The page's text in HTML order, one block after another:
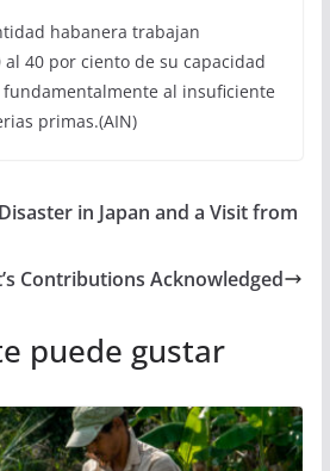
habanera trabajan
40 por ciento de su capacidad
al insuficiente
primas.(AIN)
in Japan and a Visit from
Contributions Acknowledged
puede gustar